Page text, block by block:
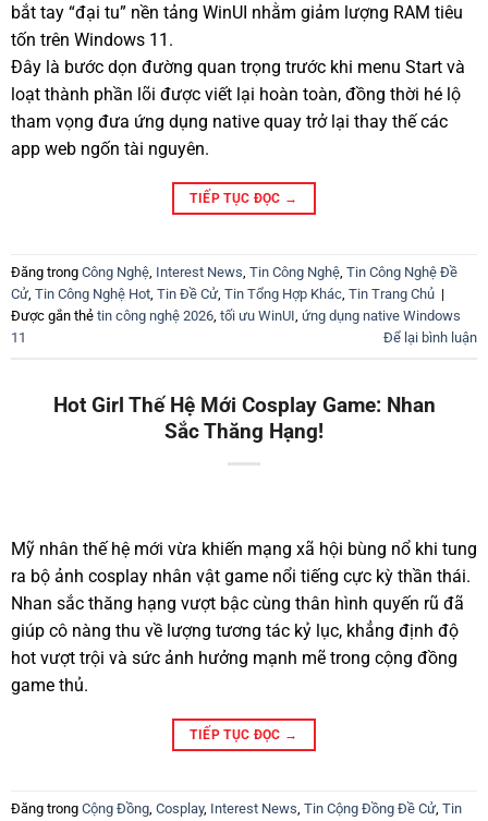
bắt tay “đại tu” nền tảng WinUI nhằm giảm lượng RAM tiêu
tốn trên Windows 11.
Đây là bước dọn đường quan trọng trước khi menu Start và
loạt thành phần lõi được viết lại hoàn toàn, đồng thời hé lộ
tham vọng đưa ứng dụng native quay trở lại thay thế các
app web ngốn tài nguyên.
TIẾP TỤC ĐỌC →
Đăng trong Công Nghệ, Interest News, Tin Công Nghệ, Tin Công Nghệ Đề
Cử, Tin Công Nghệ Hot, Tin Đề Cử, Tin Tổng Hợp Khác, Tin Trang Chủ |
Được gắn thẻ tin công nghệ 2026, tối ưu WinUI, ứng dụng native Windows
11
Để lại bình luận
Hot Girl Thế Hệ Mới Cosplay Game: Nhan
Sắc Thăng Hạng!
Mỹ nhân thế hệ mới vừa khiến mạng xã hội bùng nổ khi tung
ra bộ ảnh cosplay nhân vật game nổi tiếng cực kỳ thần thái.
Nhan sắc thăng hạng vượt bậc cùng thân hình quyến rũ đã
giúp cô nàng thu về lượng tương tác kỷ lục, khẳng định độ
hot vượt trội và sức ảnh hưởng mạnh mẽ trong cộng đồng
game thủ.
TIẾP TỤC ĐỌC →
Đăng trong Cộng Đồng, Cosplay, Interest News, Tin Cộng Đồng Đề Cử, Tin